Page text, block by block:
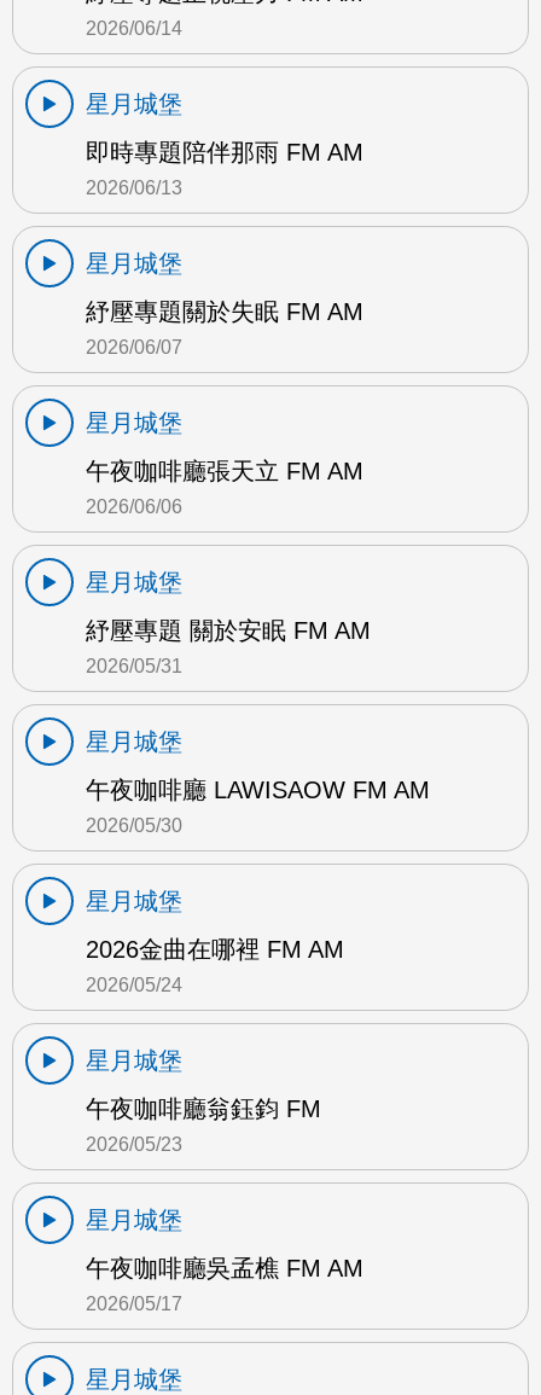
2026/06/14
星月城堡
即時專題陪伴那雨 FM AM
2026/06/13
星月城堡
紓壓專題關於失眠 FM AM
2026/06/07
星月城堡
午夜咖啡廳張天立 FM AM
2026/06/06
星月城堡
紓壓專題 關於安眠 FM AM
2026/05/31
星月城堡
午夜咖啡廳 LAWISAOW FM AM
2026/05/30
星月城堡
2026金曲在哪裡 FM AM
2026/05/24
星月城堡
午夜咖啡廳翁鈺鈞 FM
2026/05/23
星月城堡
午夜咖啡廳吳孟樵 FM AM
2026/05/17
星月城堡